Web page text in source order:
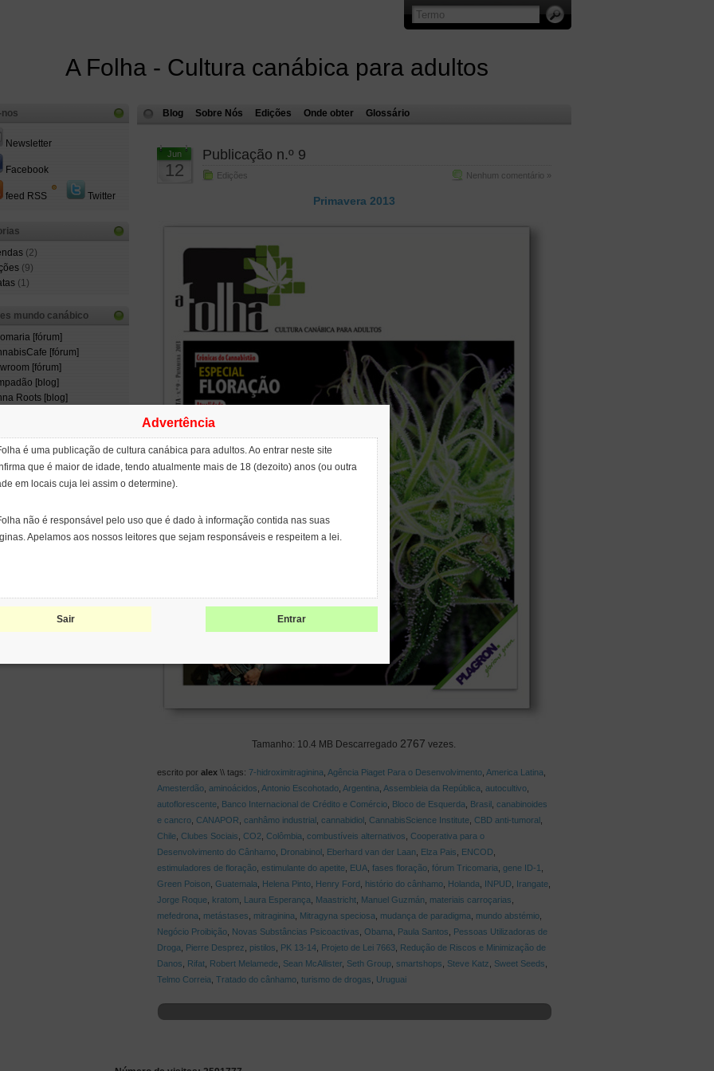
A Folha - Cultura canábica para adultos
Blog Sobre Nós Edições Onde obter Glossário
Jun
12
Publicação n.º 9
Edições Nenhum comentário »
Primavera 2013
Tamanho: 10.4 MB Descarregado 2767 vezes.
escrito por alex\\ tags: 7-hidroximitraginina Agência Piaget Para o Desenvolvimento, America Latina
Amesterdão, aminoácidos Antonio Escohotado, Argentina Assembleia da República autocultivo,
autoflorescente, Banco Internacional de Crédito e Comércio, Bloco de Esquerda Brasil, canabinoides
e cancro, CANAPOR canhâmo industrial, cannabidiol, CannabisScience Institute, CBD anti-tumoral,
Chile, Clubes Sociais CO2 Colômbia combustíveis alternativos
Cooperativa para o
Desenvolvimento do Cânhamo, Dronabinol, Eberhard van der Laan Elza Pais ENCOD
estimuladores de floração, estimulante do apetite, EUA, fases floração, fórum Tricomaria gene ID-1
Green Poison
Guatemala Helena Pinto, Henry Ford histório do cânhamo, Holanda INPUD Irangate,
Jorge Roque, kratom, Laura Esperança Maastricht, Manuel Guzmán materiais carroçarias
mefedrona
metástases mitraginina Mitragyna speciosa mudança de paradigma mundo abstémio,
Negócio Proibição, Novas Substâncias Psicoactivas Obama Paula Santos
Pessoas Utilizadoras de
Droga
Pierre Desprez pistilos PK 13-14, Projeto de Lei 7663, Redução de Riscos e Minimização de
Danos
Rifat, Robert Melamede, Sean McAllister, Seth Group, smartshops Steve Katz Sweet Seeds
Telmo Correia Tratado do cânhamo, turismo de drogas Uruguai
nos
Newsletter
Facebook
feed RSS Twitter
(2)
(9)
(1)
mundo canábico
[fórum]
[fórum]
[fórum]
[blog]
Roots [blog]
CBD
Cervantes
Coalition for Just and
Drug Policies
Network of People
Use Drugs (INPUD)
Advertência
é uma publicação de cultura canábica para adultos. Ao entrar neste site
que é maior de idade, tendo atualmente mais de 18 (dezoito) anos (ou outra
em locais cuja lei assim o determine).
não é responsável pelo uso que é dado à informação contida nas suas
Apelamos aos nossos leitores que sejam responsáveis e respeitem a lei.
Sair Entrar